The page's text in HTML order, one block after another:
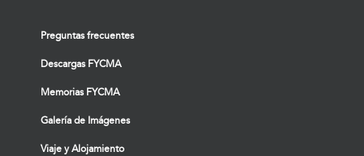
Preguntas frecuentes
Descargas FYCMA
Memorias FYCMA
Galería de Imágenes
Viaje y Alojamiento